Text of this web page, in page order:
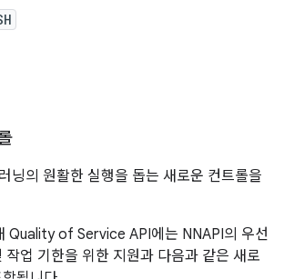
닝의 원활한 실행을 돕는 새로운 컨트롤을
Quality of Service API에는 NNAPI의 우선
작업 기한을 위한 지원과 다음과 같은 새로